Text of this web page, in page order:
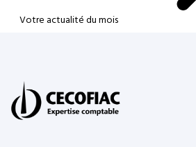
Votre actualité du mois